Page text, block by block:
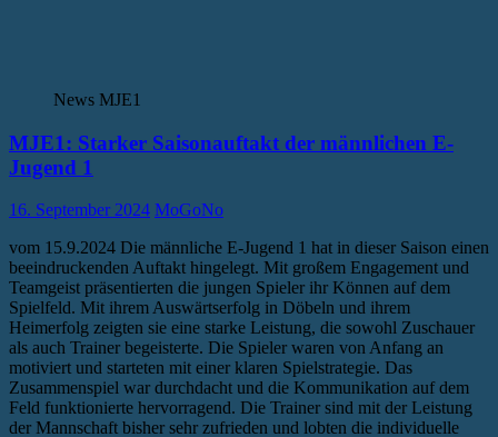
News MJE1
MJE1: Starker Saisonauftakt der männlichen E-
Jugend 1
16. September 2024 MoGoNo
vom 15.9.2024 Die männliche E-Jugend 1 hat in dieser Saison einen
beeindruckenden Auftakt hingelegt. Mit großem Engagement und
Teamgeist präsentierten die jungen Spieler ihr Können auf dem
Spielfeld. Mit ihrem Auswärtserfolg in Döbeln und ihrem
Heimerfolg zeigten sie eine starke Leistung, die sowohl Zuschauer
als auch Trainer begeisterte. Die Spieler waren von Anfang an
motiviert und starteten mit einer klaren Spielstrategie. Das
Zusammenspiel war durchdacht und die Kommunikation auf dem
Feld funktionierte hervorragend. Die Trainer sind mit der Leistung
der Mannschaft bisher sehr zufrieden und lobten die individuelle